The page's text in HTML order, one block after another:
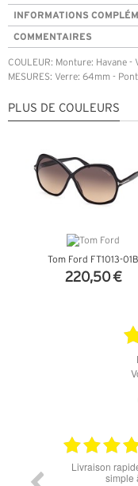
INFORMATIONS
COMMENTAIRES
COULEUR: Monture: Havane -
MESURES: Verre: 64mm -
PLUS DE COULEURS
Tom Ford FT1013-01B
220,50 €
Livraison
simple